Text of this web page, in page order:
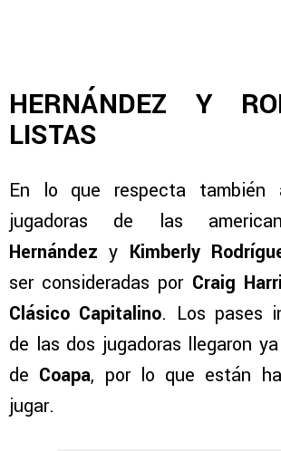
HERNÁNDEZ Y
LISTAS
En lo que respecta también
jugadoras de las
Hernández y Kimberly
ser consideradas por Craig
Clásico Capitalino. Los pases
de las dos jugadoras llegaron
de Coapa, por lo que están
jugar.